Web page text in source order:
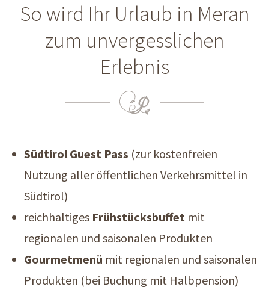
So wird Ihr Urlaub in Meran
zum unvergesslichen
Erlebnis
Südtirol Guest Pass (zur kostenfreien
Nutzung aller öffentlichen Verkehrsmittel in
Südtirol)
reichhaltiges Frühstücksbuffet mit
regionalen und saisonalen Produkten
Gourmetmenü mit regionalen und saisonalen
Produkten (bei Buchung mit Halbpension)